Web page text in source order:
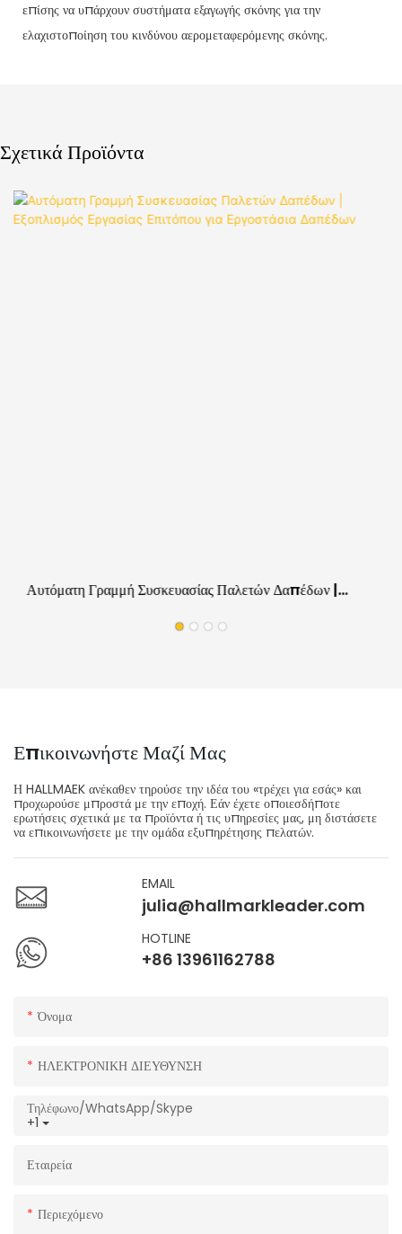
επίσης να υπάρχουν συστήματα εξαγωγής σκόνης για την
ελαχιστοποίηση του κινδύνου αερομεταφερόμενης σκόνης.
Σχετικά Προϊόντα
Αυτόματη Γραμμή Συσκευασίας Παλετών Δαπέδων |
Επικοινωνήστε Μαζί Μας
Η HALLMAEK ανέκαθεν τηρούσε την ιδέα του «τρέχει για εσάς» και
προχωρούσε μπροστά με την εποχή. Εάν έχετε οποιεσδήποτε
ερωτήσεις σχετικά με τα προϊόντα ή τις υπηρεσίες μας, μη διστάσετε
να επικοινωνήσετε με την ομάδα εξυπηρέτησης πελατών.
EMAIL
julia@hallmarkleader.com
HOTLINE
+86 13961162788
Όνομα
ΗΛΕΚΤΡΟΝΙΚΗ ΔΙΕΥΘΥΝΣΗ
+1
Τηλέφωνο/WhatsApp/Skype
Εταιρεία
Περιεχόμενο